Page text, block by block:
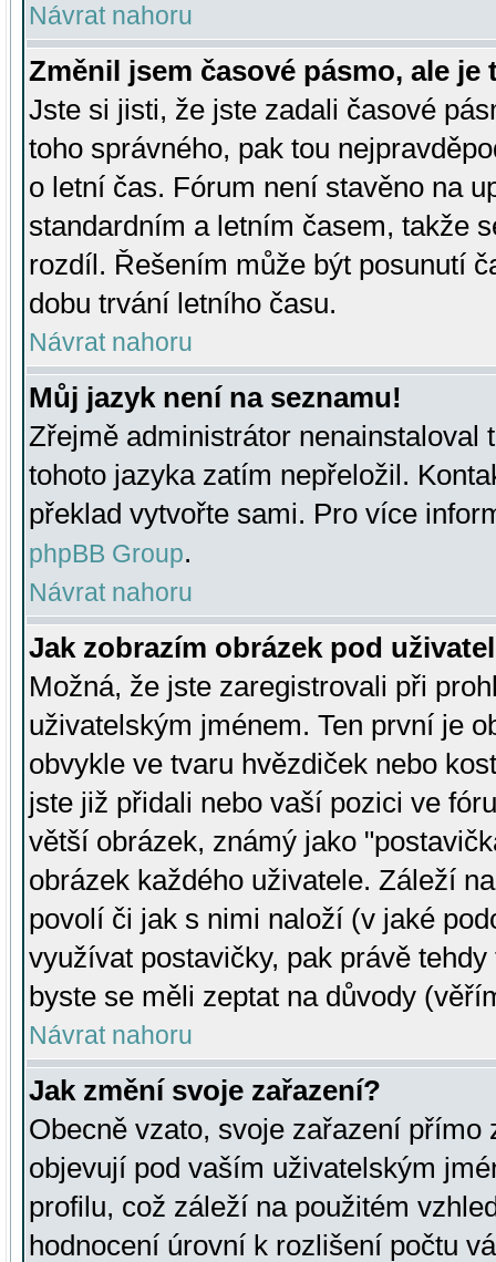
Návrat nahoru
Změnil jsem časové pásmo, ale je
Jste si jisti, že jste zadali časové
toho správného, pak tou
o letní čas. Fórum není stavěno na
standardním a letním časem, takže
rozdíl. Řešením může být posunutí
dobu trvání letního času.
Návrat nahoru
Můj jazyk není na seznamu!
Zřejmě administrátor nenainstaloval
tohoto jazyka zatím nepřeložil.
překlad vytvořte sami. Pro více
phpBB Group.
Návrat nahoru
Jak zobrazím obrázek pod
Možná, že jste zaregistrovali při
uživatelským jménem. Ten první je
obvykle ve tvaru hvězdiček nebo
jste již přidali nebo vaší pozici ve
větší obrázek, známý jako
obrázek každého uživatele. Záleží
povolí či jak s nimi naloží (v jaké
využívat postavičky, pak právě
byste se měli zeptat na důvody
Návrat nahoru
Jak změní svoje zařazení?
Obecně vzato, svoje zařazení přímo
objevují pod vaším uživatelským
profilu, což záleží na použitém
hodnocení úrovní k rozlišení počtu